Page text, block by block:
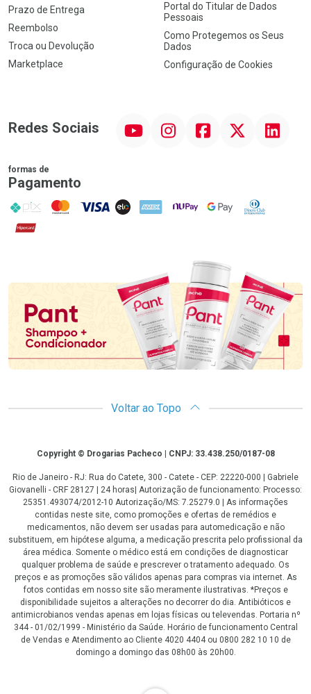
Prazo de Entrega
Reembolso
Troca ou Devolução
Marketplace
Portal do Titular de Dados
Pessoais
Como Protegemos os Seus
Dados
Configuração de Cookies
Redes Sociais InstagramFacebookTwitter Linkedin
formas de
Pagamento
PIX MasterCard
VISA ELO AMEX NuPay Google PayDiners Club
Hipercard
Promoção em Destaque
Voltar ao Topo
CopyrightCopyright © Drogarias Pacheco | CNPJ: 33.438.250/0187-08
Rio de Janeiro - RJ: Rua do Catete, 300 - Catete - CEP: 22220-000 | Gabriele
Giovanelli - CRF 28127 | 24 horas| Autorização de funcionamento: Processo:
25351.493074/2012-10 Autorização/MS: 7.25279.0 | As informações
contidas neste site, como promoções e ofertas de remédios e
medicamentos, não devem ser usadas para automedicação e não
substituem, em hipótese alguma, a medicação prescrita pelo profissional da
área médica. Somente o médico está em condições de diagnosticar
qualquer problema de saúde e prescrever o tratamento adequado. Os
preços e as promoções são válidos apenas para compras via internet. As
fotos contidas em nosso site são meramente ilustrativas. *Preços e
disponibilidade sujeitos a alterações no decorrer do dia. Antibióticos e
antimicrobianos vendas apenas em lojas físicas ou televendas. Portaria nº
344 - 01/02/1999 - Ministério da Saúde. Horário de funcionamento Central
de Vendas e Atendimento ao Cliente 4020 4404 ou 0800 282 10 10 de
domingo a domingo das 08h00 às 20h00.